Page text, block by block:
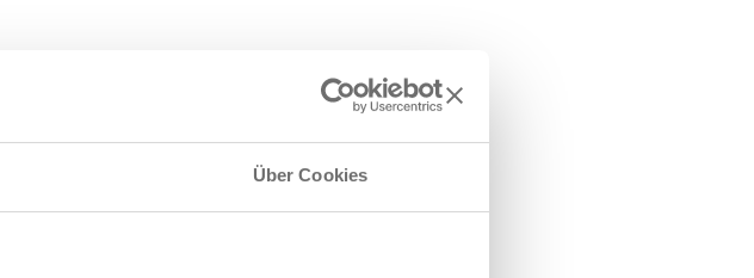
Über Cookies
als realistische Bausteine Version!